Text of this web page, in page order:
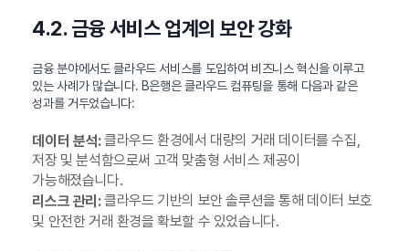
4.2. 금융 서비스 업계의 보안 강화
금융 분야에서도 클라우드 서비스를 도입하여 비즈니스 혁신을 이루고
있는 사례가 많습니다. B은행은 클라우드 컴퓨팅을 통해 다음과 같은
성과를 거두었습니다:
데이터 분석:클라우드 환경에서 대량의 거래 데이터를 수집,
저장 및 분석함으로써 고객 맞춤형 서비스 제공이
가능해졌습니다.
리스크 관리:클라우드 기반의 보안 솔루션을 통해 데이터 보호
및 안전한 거래 환경을 확보할 수 있었습니다.